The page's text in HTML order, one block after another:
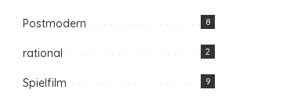
Postmodern 8
rational 2
Spielfilm 9